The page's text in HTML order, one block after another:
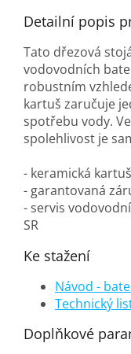
Detailní popis
Tato dřezová
vodovodních
robustním
kartuš zaručuje
spotřebu vody.
spolehlivost je
- keramická
- garantovaná
- servis
SR
Ke stažení
Návod -
Technický
Doplňkové